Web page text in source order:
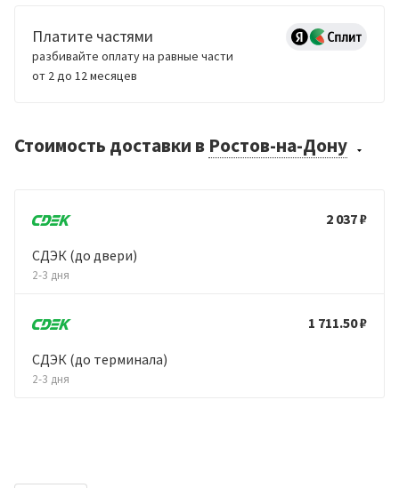
Платите частями
разбивайте оплату на равные части
от 2 до 12 месяцев
Стоимость доставки в Ростов-на-Дону
2 037 ₽
СДЭК (до двери)
2-3 дня
1 711.50 ₽
СДЭК (до терминала)
2-3 дня